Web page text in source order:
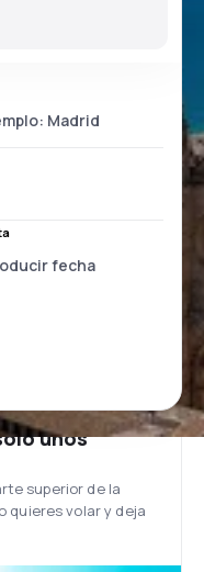
unos
superior de la
quieres volar y deja